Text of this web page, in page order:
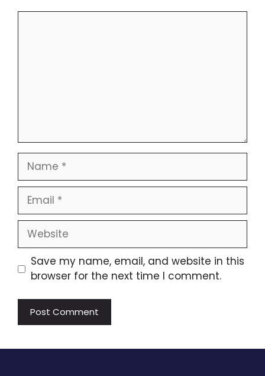
Name
Email
Website
Save my name, email, and website in this
browser for the next time I comment.